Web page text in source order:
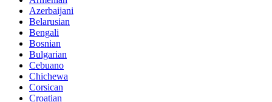
Azerbaijani
Belarusian
Bengali
Bosnian
Bulgarian
Cebuano
Chichewa
Corsican
Croatian